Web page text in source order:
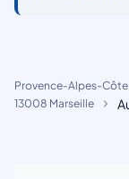
Provence-Alpes-Côte
13008 Marseille